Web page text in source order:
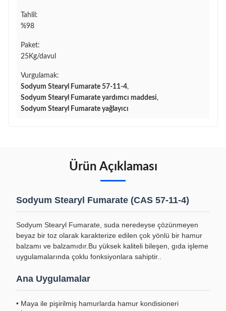
Tahlil:
%98
Paket:
25Kg/davul
Vurgulamak:
Sodyum Stearyl Fumarate 57-11-4,
Sodyum Stearyl Fumarate yardımcı maddesi,
Sodyum Stearyl Fumarate yağlayıcı
Ürün Açıklaması
Sodyum Stearyl Fumarate (CAS 57-11-4)
Sodyum Stearyl Fumarate, suda neredeyse çözünmeyen
beyaz bir toz olarak karakterize edilen çok yönlü bir hamur
balzamı ve balzamıdır.Bu yüksek kaliteli bileşen, gıda işleme
uygulamalarında çoklu fonksiyonlara sahiptir..
Ana Uygulamalar
• Maya ile pişirilmiş hamurlarda hamur kondisioneri